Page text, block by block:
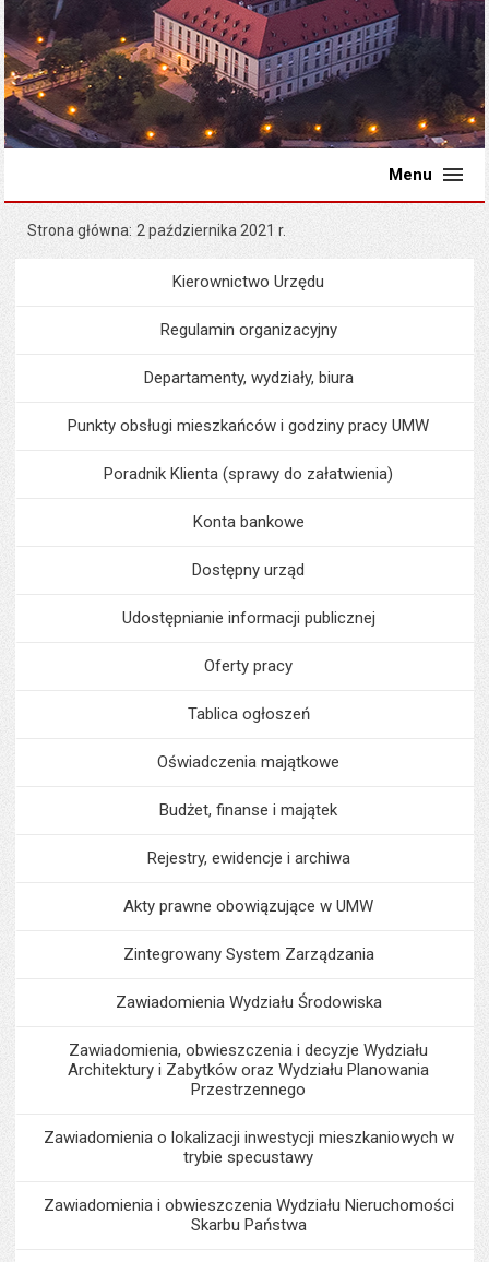
Menu
Strona główna 2 października 2021 r.
MenuUrząd Miejski
Kierownictwo Urzędu
Regulamin organizacyjny
Departamenty, wydziały, biura
Punkty obsługi mieszkańców i godziny pracy UMW
Poradnik Klienta (sprawy do załatwienia)
Konta bankowe
Dostępny urząd
Udostępnianie informacji publicznej
Oferty pracy
Tablica ogłoszeń
Oświadczenia majątkowe
Budżet, finanse i majątek
Rejestry, ewidencje i archiwa
Akty prawne obowiązujące w UMW
Zintegrowany System Zarządzania
Zawiadomienia Wydziału Środowiska
Zawiadomienia, obwieszczenia i decyzje Wydziału
Architektury i Zabytków oraz Wydziału Planowania
Przestrzennego
Zawiadomienia o lokalizacji inwestycji mieszkaniowych w
trybie specustawy
Zawiadomienia i obwieszczenia Wydziału Nieruchomości
Skarbu Państwa